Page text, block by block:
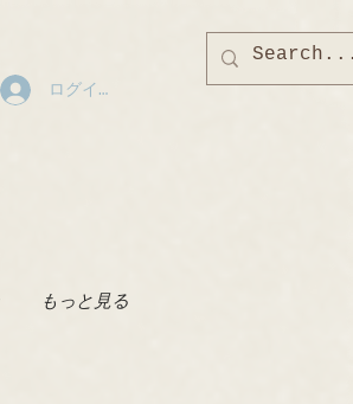
ログイン
もっと見る